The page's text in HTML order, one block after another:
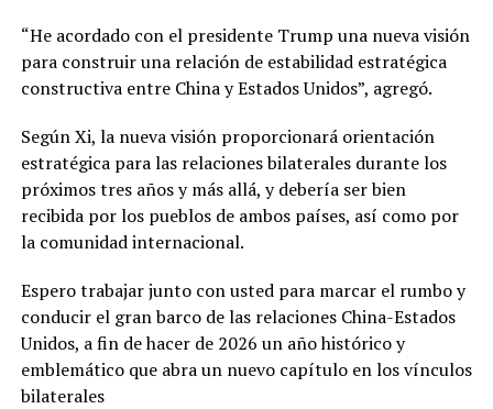
“He acordado con el presidente Trump una nueva visión
para construir una relación de estabilidad estratégica
constructiva entre China y Estados Unidos”, agregó.
Según Xi, la nueva visión proporcionará orientación
estratégica para las relaciones bilaterales durante los
próximos tres años y más allá, y debería ser bien
recibida por los pueblos de ambos países, así como por
la comunidad internacional.
Espero trabajar junto con usted para marcar el rumbo y
conducir el gran barco de las relaciones China-Estados
Unidos, a fin de hacer de 2026 un año histórico y
emblemático que abra un nuevo capítulo en los vínculos
bilaterales